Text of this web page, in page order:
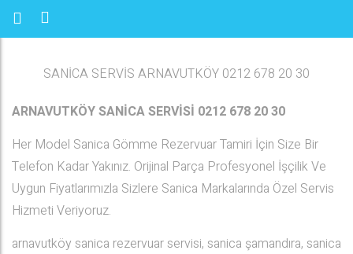
SANİCA SERVİS ARNAVUTKÖY 0212 678 20 30
ARNAVUTKÖY SANİCA SERVİSİ 0212 678 20 30
Her Model Sanica Gömme Rezervuar Tamiri İçin Size Bir
Telefon Kadar Yakınız. Orijinal Parça Profesyonel İşçilik Ve
Uygun Fiyatlarımızla Sizlere Sanica Markalarında Özel Servis
Hizmeti Veriyoruz.
arnavutköy sanica rezervuar servisi, sanica şamandıra, sanica